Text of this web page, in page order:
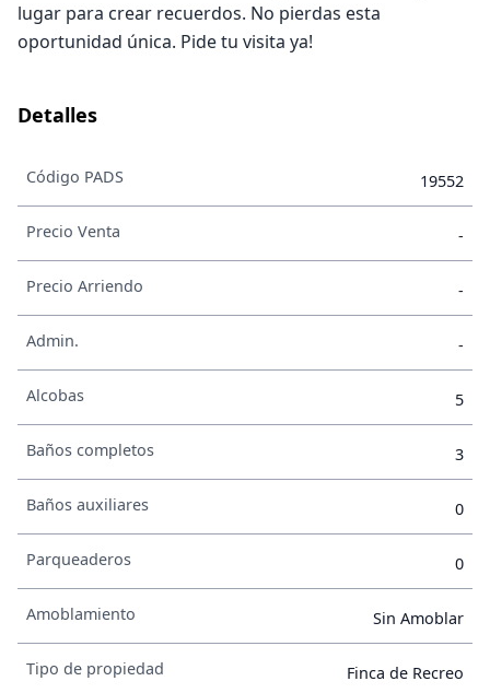
lugar para crear recuerdos. No pierdas esta
oportunidad única. Pide tu visita ya!
Detalles
Código PADS 19552
Precio Venta -
Precio Arriendo -
Admin. -
Alcobas 5
Baños completos 3
Baños auxiliares 0
Parqueaderos 0
Amoblamiento Sin Amoblar
Tipo de propiedad Finca de Recreo